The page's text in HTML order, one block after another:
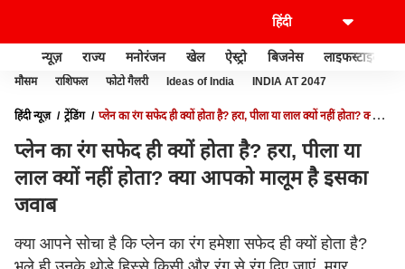
न्यूज़ राज्य मनोरंजन खेल ऐस्ट्रो बिजनेस लाइफस्टाइल
मौसम राशिफल फोटो गैलरी Ideas of India INDIA AT 2047
हिंदी न्यूज़ ट्रेंडिंग
प्लेन का रंग सफेद ही क्यों होता है? हरा, पीला या लाल क्यों नहीं होता? क्या
प्लेन का रंग सफेद ही क्यों होता है? हरा, पीला या
लाल क्यों नहीं होता? क्या आपको मालूम है इसका
जवाब
क्या आपने सोचा है कि प्लेन का रंग हमेशा सफेद ही क्यों होता है?